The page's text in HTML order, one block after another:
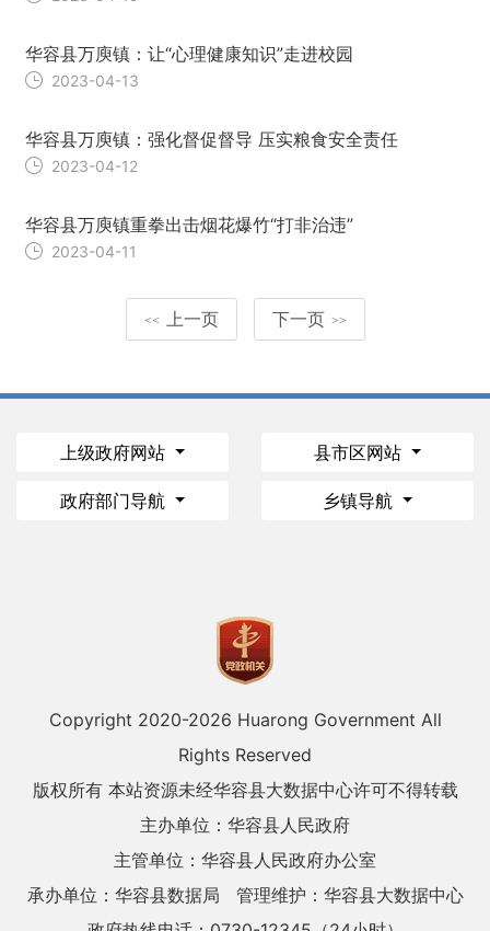
华容县万庾镇：让“心理健康知识”走进校园
2023-04-13
华容县万庾镇：强化督促督导 压实粮食安全责任
2023-04-12
华容县万庾镇重拳出击烟花爆竹“打非治违”
2023-04-11
<< 上一页 下一页 >>
上级政府网站 县市区网站
政府部门导航 乡镇导航
Copyright 2020-2026 Huarong Government All
Rights Reserved
版权所有 本站资源未经华容县大数据中心许可不得转载
主办单位：华容县人民政府
主管单位：华容县人民政府办公室
承办单位：华容县数据局
管理维护：华容县大数据中心